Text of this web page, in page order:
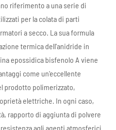
riferimento a una serie di
per la colata di parti
a secco. La sua formula
termica dell'anidride in
epossidica bisfenolo A viene
come un'eccellente
prodotto polimerizzato,
elettriche. In ogni caso,
rapporto di aggiunta di polvere
agli agenti atmosferici